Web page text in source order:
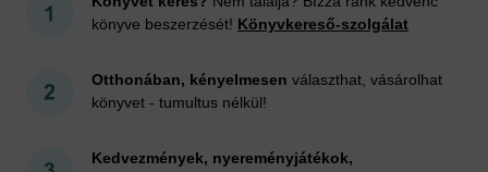
könyve beszerzését! Könyvkereső-szolgálat
Otthonában, kényelmesen választhat, vásárolhat
könyvet - tumultus nélkül!
Kedvezmények, nyereményjátékok,